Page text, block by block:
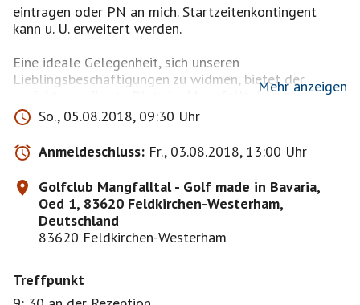
eintragen oder PN an mich. Startzeitenkontingent
kann u. U. erweitert werden.
Eine ideale Gelegenheit, sich unseren
Lieblingsbeschäftigungen zu widmen, bietet der
perfekte gepflegte Platz im Mangfalltal (
www.gcmangfalltal.de). Ich denke - nach dem
gelungenen Event im letzten Jahr -, da sollten wir
wieder hin ! Denn der Spielplatz stellt mit seinen
abwechslungsreichen - Bälle verschluckenden -
Bahnen, die von Wäldern und Dickicht umsäumt sind,
nicht nur eine sportliche Herausforderung dar. Es soll
tatsächlich MüSis geben, die das gemeinsame
Ballsuchen zu zweit zu einer ihrer weiteren
Lieblingsbeschäftigungen erklärt haben. Da wir
nicht länger als 5 Minuten zu tun.
Mehr anzeigen
So., 05.08.2018, 09:30 Uhr
Anmeldeschluss: Fr., 03.08.2018, 13:00 Uhr
Golfclub Mangfalltal - Golf made in Bavaria,
Oed 1, 83620 Feldkirchen-Westerham,
Deutschland
83620 Feldkirchen-Westerham
Treffpunkt